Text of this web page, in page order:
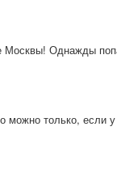
Москвы! Однажды
можно только, если